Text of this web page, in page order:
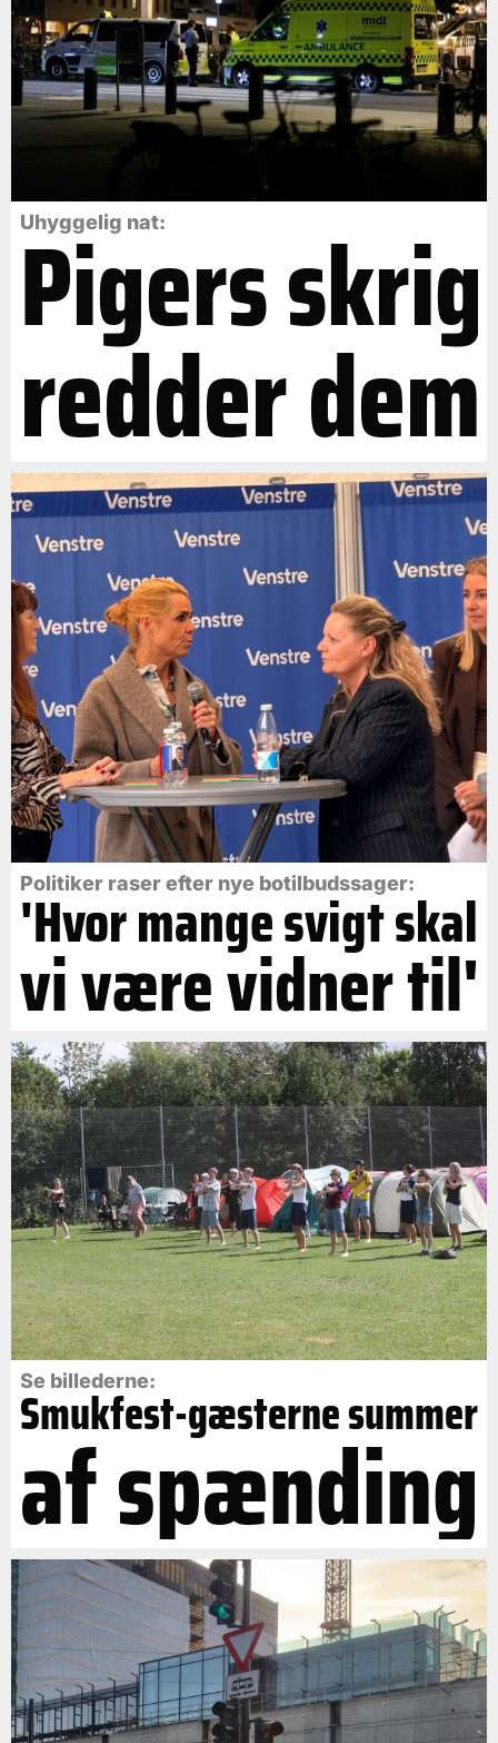
Uhyggelig nat:
Pigers skrig
redder dem
Politiker raser efter nye botilbudssager:
'Hvor mange svigt skal
vi være vidner til'
Se billederne:
Smukfest-gæsterne summer
af spænding